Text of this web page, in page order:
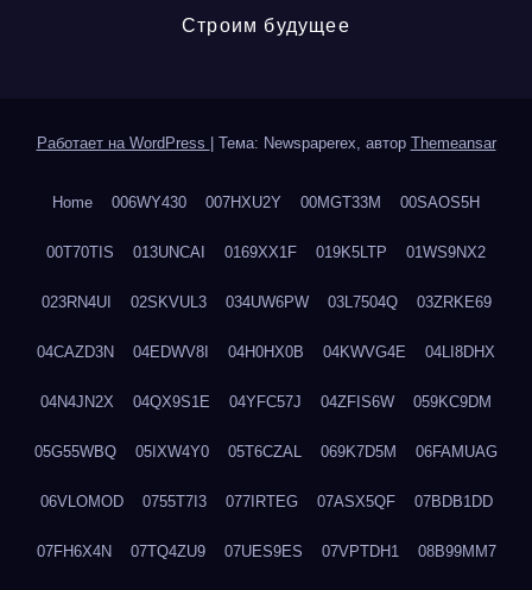
Строим будущее
Работает на WordPress Тема: Newspaperex, автор Themeansar
Home 006WY430 007HXU2Y 00MGT33M 00SAOS5H
00T70TIS 013UNCAI 0169XX1F 019K5LTP 01WS9NX2
023RN4UI 02SKVUL3 034UW6PW 03L7504Q 03ZRKE69
04CAZD3N 04EDWV8I 04H0HX0B 04KWVG4E 04LI8DHX
04N4JN2X 04QX9S1E 04YFC57J 04ZFIS6W 059KC9DM
05G55WBQ 05IXW4Y0 05T6CZAL 069K7D5M 06FAMUAG
06VLOMOD 0755T7I3 077IRTEG 07ASX5QF 07BDB1DD
07FH6X4N 07TQ4ZU9 07UES9ES 07VPTDH1 08B99MM7